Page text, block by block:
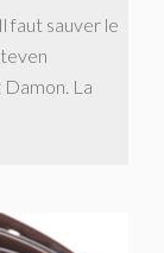
faut sauver le
La